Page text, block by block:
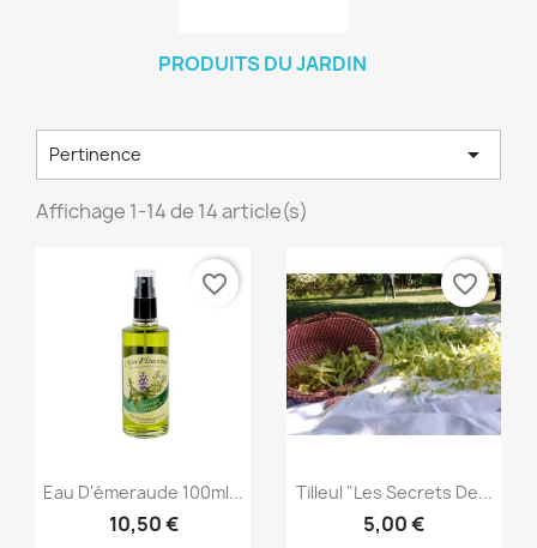
PRODUITS DU JARDIN
Pertinence 
Affichage 1-14 de 14 article(s)
Aperçu rapide
Eau D'émeraude 100ml...
10,50 €
favorite_border
Aperçu rapide
Tilleul "Les Secrets De...
5,00 €
favorite_border